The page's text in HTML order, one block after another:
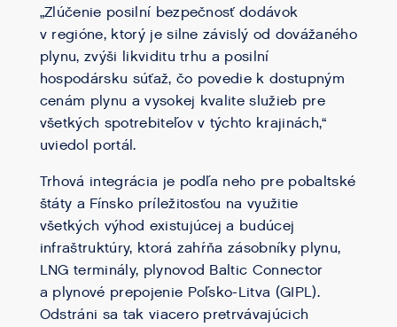
„Zlúčenie posilní bezpečnosť dodávok
v regióne, ktorý je silne závislý od dovážaného
plynu, zvýši likviditu trhu a posilní
hospodársku súťaž, čo povedie k dostupným
cenám plynu a vysokej kvalite služieb pre
všetkých spotrebiteľov v týchto krajinách,“
uviedol portál.
Trhová integrácia je podľa neho pre pobaltské
štáty a Fínsko príležitosťou na využitie
všetkých výhod existujúcej a budúcej
infraštruktúry, ktorá zahŕňa zásobníky plynu,
LNG terminály, plynovod Baltic Connector
a plynové prepojenie Poľsko-Litva (GIPL).
Odstráni sa tak viacero pretrvávajúcich